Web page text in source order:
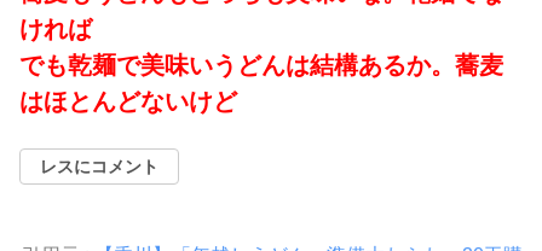
ければ
でも乾麺で美味いうどんは結構あるか。蕎麦
はほとんどないけど
レスにコメント